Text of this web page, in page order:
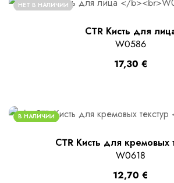
НЕТ В НАЛИЧИИ
СTR Кисть для
W0586
17,30 €
В НАЛИЧИИ
СTR Кисть для кремовых
W0618
12,70 €